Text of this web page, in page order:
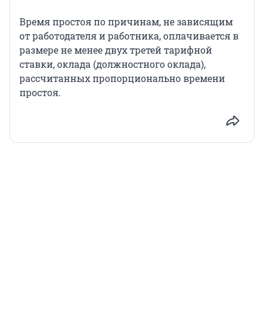
Время простоя по причинам, не зависящим
от работодателя и работника, оплачивается в
размере не менее двух третей тарифной
ставки, оклада (должностного оклада),
рассчитанных пропорционально времени
простоя.